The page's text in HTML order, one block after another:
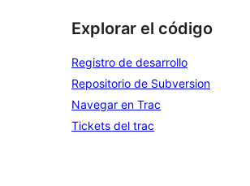
Explorar el código
Registro de desarrollo
Repositorio de Subversion
Navegar en Trac
Tickets del trac